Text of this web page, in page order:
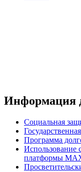
Информация
Социальная
Программа
платформы